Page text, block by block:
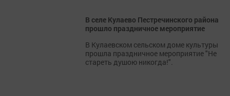
В селе Кулаево Пестречинского района
прошло праздничное мероприятие
В Кулаевском сельском доме культуры
прошла праздничное мероприятие "Не
стареть душою никогда!".